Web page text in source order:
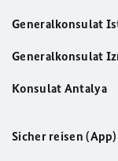
Generalkonsulat
Generalkonsulat
Konsulat Antalya
Sicher reisen (App)